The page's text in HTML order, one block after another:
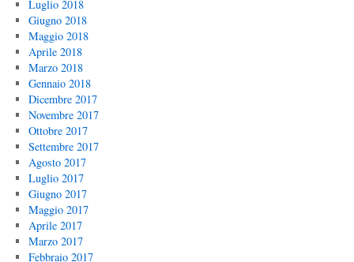
Luglio 2018
Giugno 2018
Maggio 2018
Aprile 2018
Marzo 2018
Gennaio 2018
Dicembre 2017
Novembre 2017
Ottobre 2017
Settembre 2017
Agosto 2017
Luglio 2017
Giugno 2017
Maggio 2017
Aprile 2017
Marzo 2017
Febbraio 2017